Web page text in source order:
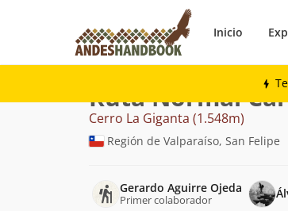
Inicio
Montaña
Ruta Normal
Cerro La Giganta (1.548m)
Región de Valparaíso, San Felipe
Gerardo Aguirre Ojeda
Primer colaborador